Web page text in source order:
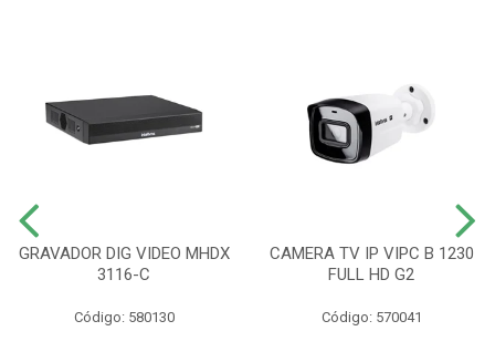
GRAVADOR DIG VIDEO MHDX
3116-C
Código: 580130
CAMERA TV IP VIPC B 1230
FULL HD G2
Código: 570041